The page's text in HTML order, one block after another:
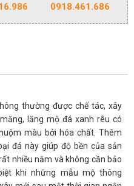
0918.461.686
thường được chế tác, xây
lăng mộ đá xanh rêu có
màu bởi hóa chất. Thêm
đá này giúp độ bền của sản
nhiều năm và không cần bảo
khi những mẫu mộ thông